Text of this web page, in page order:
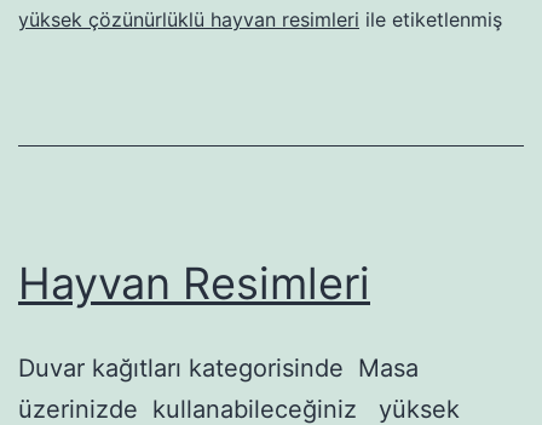
yüksek çözünürlüklü hayvan resimleri ile etiketlenmiş
Hayvan Resimleri
Duvar kağıtları kategorisinde Masa
üzerinizde kullanabileceğiniz yüksek